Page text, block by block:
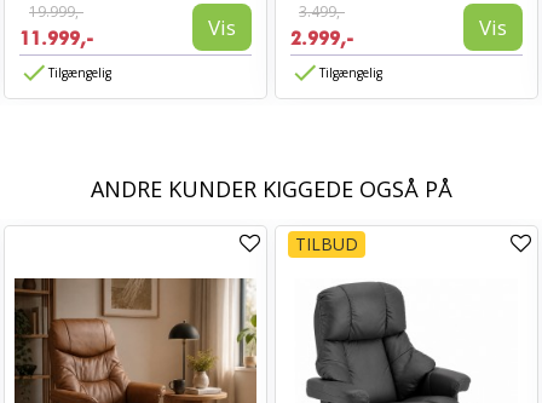
19.999,-
11.999,- Vis
Tilgængelig
3.499,-
2.999,- Vis
Tilgængelig
ANDRE KUNDER KIGGEDE OGSÅ PÅ
TILBUD